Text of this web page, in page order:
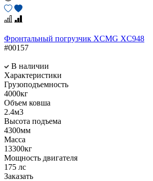
Фронтальный погрузчик XCMG XC948
#00157
В наличии
Характеристики
Грузоподъемность
4000кг
Объем ковша
2.4м3
Высота подъема
4300мм
Масса
13300кг
Мощность двигателя
175 лс
Заказать